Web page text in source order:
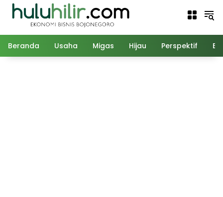
Langsung
Beranda Usaha Migas Hijau Perspektif